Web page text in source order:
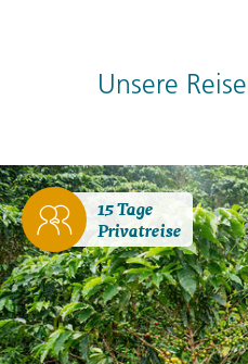
Unsere
15 Tage
Privatreise